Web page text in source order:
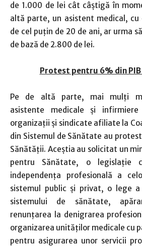
de 1.000 de lei cât câştigă în
altă parte, un asistent medical, cu
de cel puţin de 20 de ani, ar urma
de bază de 2.800 de lei.
Protest pentru 6% din
Pe de altă parte, mai mulţi
asistente medicale şi
organizaţii şi sindicate afiliate la
din Sistemul de Sănătate au
Sănătăţii. Aceştia au solicitat un
pentru Sănătate, o legislaţie
independenţa profesională a
sistemul public şi privat, o lege a
sistemului de sănătate,
renunţarea la denigrarea
organizarea unităţilor medicale cu
pentru asigurarea unor servicii